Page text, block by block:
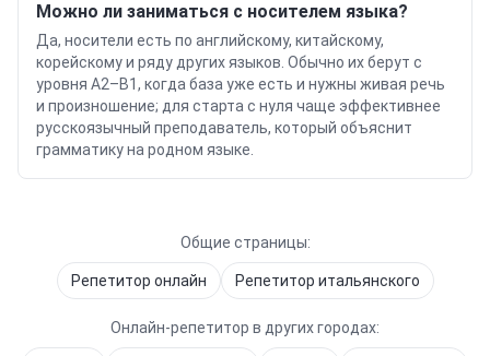
Можно ли заниматься с носителем языка?
Да, носители есть по английскому, китайскому,
корейскому и ряду других языков. Обычно их берут с
уровня A2–B1, когда база уже есть и нужны живая речь
и произношение; для старта с нуля чаще эффективнее
русскоязычный преподаватель, который объяснит
грамматику на родном языке.
Общие страницы:
Репетитор онлайн Репетитор итальянского
Онлайн-репетитор в других городах: